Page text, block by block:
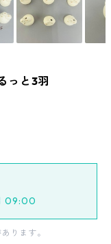
っと3羽
09:00
ります。